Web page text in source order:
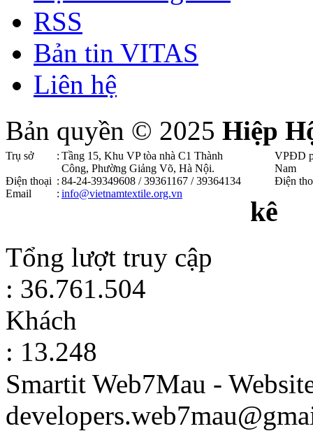
RSS
Bản tin VITAS
Liên hệ
Bản quyền © 2025 Hiệp
Trụ sở : Tầng 15, Khu VP tòa nhà C1 Thành
Công, Phường Giảng Võ, Hà Nội .
Điện thoại : 84-24-39349608 / 39361167 / 39364134
Email
: info@vietnamtextile.org.vn
VPĐD
Nam
Điện
kê
Tổng lượt truy cập
: 36.761.504
Khách
: 13.248
Smartit Web7Mau -